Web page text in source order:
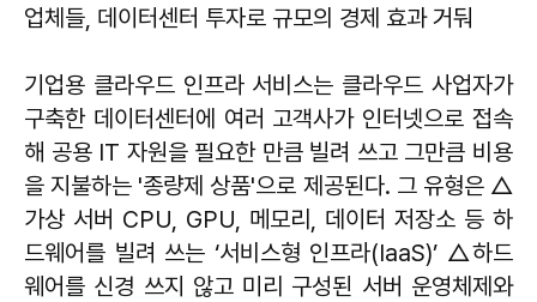
업체들, 데이터센터 투자로 규모의 경제 효과 거둬
기업용 클라우드 인프라 서비스는 클라우드 사업자가
구축한 데이터센터에 여러 고객사가 인터넷으로 접속
해 공용 IT 자원을 필요한 만큼 빌려 쓰고 그만큼 비용
을 지불하는 '종량제 상품'으로 제공된다. 그 유형은 △
가상 서버 CPU, GPU, 메모리, 데이터 저장소 등 하
드웨어를 빌려 쓰는 ‘서비스형 인프라(IaaS)’ △하드
웨어를 신경 쓰지 않고 미리 구성된 서버 운영체제와